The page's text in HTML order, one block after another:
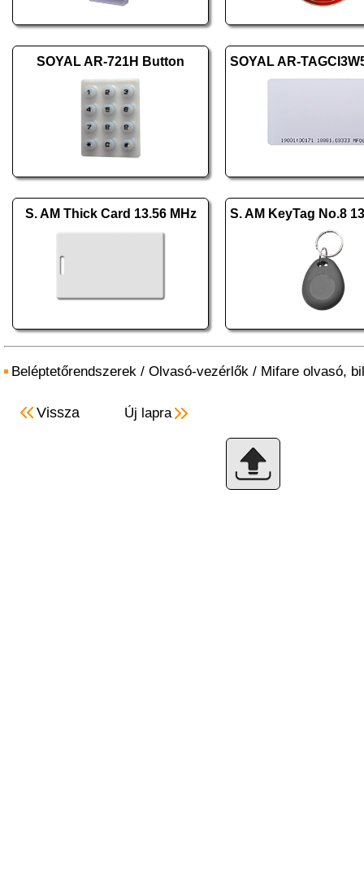
SOYAL AR-721H Button
S. AM Thick Card 13.56 MHz
Beléptetőrendszerek / Olvasó-vezérlők / Mifare olvasó,
Vissza Új lapra